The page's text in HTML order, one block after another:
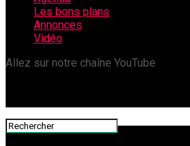
Les bons plans
Annonces
Vidéo
Allez sur notre chaîne YouTube